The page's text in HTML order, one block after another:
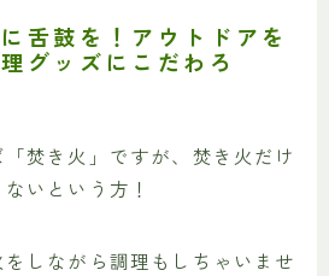
舌鼓を！アウトドアを
グッズにこだわろ
焚き火」ですが、焚き火だけ
いという方！
しながら調理もしちゃいませ